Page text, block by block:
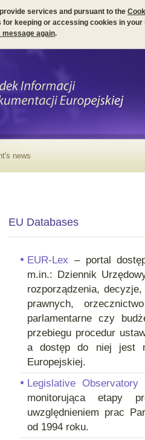
services and pursuant to the
for keeping or accessing cookies in your
message again.
EU Databases
EUR-Lex – portal
m.in.: Dziennik
rozporządzenia,
prawnych,
parlamentarne czy
przebiegu procedur
a dostęp do niej jest
Europejskiej.
Legislative Observatory
monitorująca etapy
uwzględnieniem prac
od 1994 roku.